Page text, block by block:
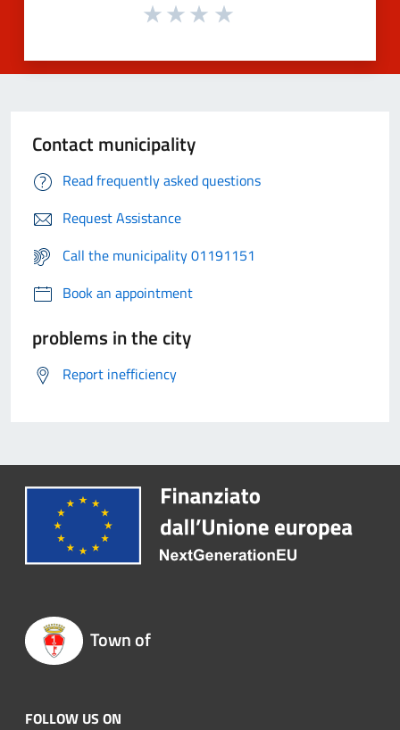
Contact municipality
Read frequently asked questions
Request Assistance
Call the municipality 01191151
Book an appointment
problems in the city
Report inefficiency
Town of
FOLLOW US ON